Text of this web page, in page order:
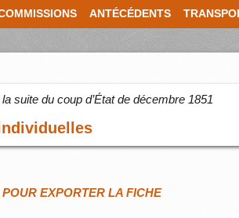
ANTÉCÉDENTS
suite du coup d’État de décembre 1851
EXPORTER LA FICHE